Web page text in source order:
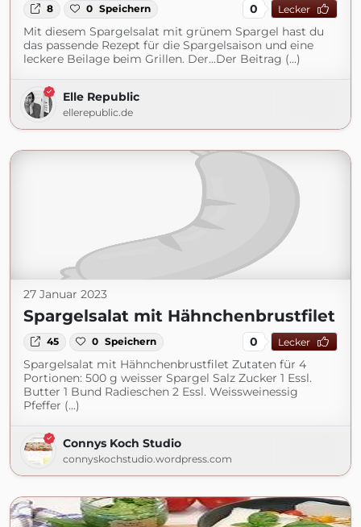
8 0 Speichern 0 Lecker
Mit diesem Spargelsalat mit grünem Spargel hast du
das passende Rezept für die Spargelsaison und eine
leckere Beilage beim Grillen. Der...Der Beitrag (...)
Elle Republic
ellerepublic.de
27 Januar 2023
Spargelsalat mit Hähnchenbrustfilet
45 0 Speichern 0 Lecker
Spargelsalat mit Hähnchenbrustfilet Zutaten für 4
Portionen: 500 g weisser Spargel Salz Zucker 1 Essl.
Butter 1 Bund Radieschen 2 Essl. Weissweinessig
Pfeffer (...)
Connys Koch Studio
connyskochstudio.wordpress.com